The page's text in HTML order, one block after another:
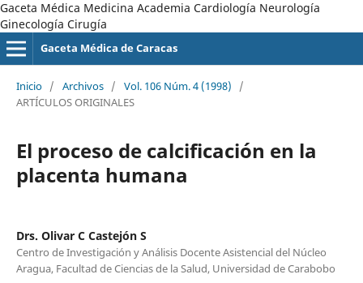
Gaceta Médica Medicina Academia Cardiología Neurología
Ginecología Cirugía
Gaceta Médica de Caracas
Inicio / Archivos / Vol. 106 Núm. 4 (1998)
/
ARTÍCULOS ORIGINALES
El proceso de calcificación en la
placenta humana
Drs. Olivar C Castejón S
Centro de Investigación y Análisis Docente Asistencial del Núcleo
Aragua, Facultad de Ciencias de la Salud, Universidad de Carabobo